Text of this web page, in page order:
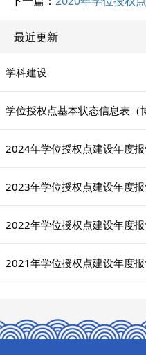
最近更新
学科建设
学位授权点基本状态信息表（
2024年学位授权点建设年度
2023年学位授权点建设年度
2022年学位授权点建设年度
2021年学位授权点建设年度